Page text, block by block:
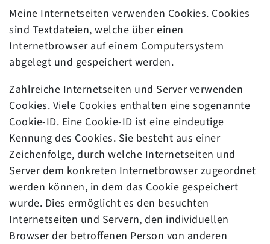
Meine Internetseiten verwenden Cookies. Cookies
sind Textdateien, welche über einen
Internetbrowser auf einem Computersystem
abgelegt und gespeichert werden.
Zahlreiche Internetseiten und Server verwenden
Cookies. Viele Cookies enthalten eine sogenannte
Cookie-ID. Eine Cookie-ID ist eine eindeutige
Kennung des Cookies. Sie besteht aus einer
Zeichenfolge, durch welche Internetseiten und
Server dem konkreten Internetbrowser zugeordnet
werden können, in dem das Cookie gespeichert
wurde. Dies ermöglicht es den besuchten
Internetseiten und Servern, den individuellen
Browser der betroffenen Person von anderen